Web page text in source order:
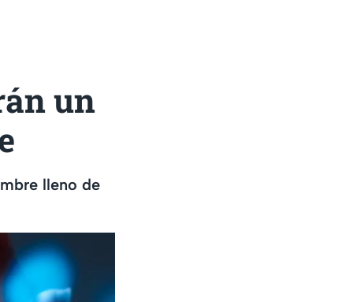
un
lleno de